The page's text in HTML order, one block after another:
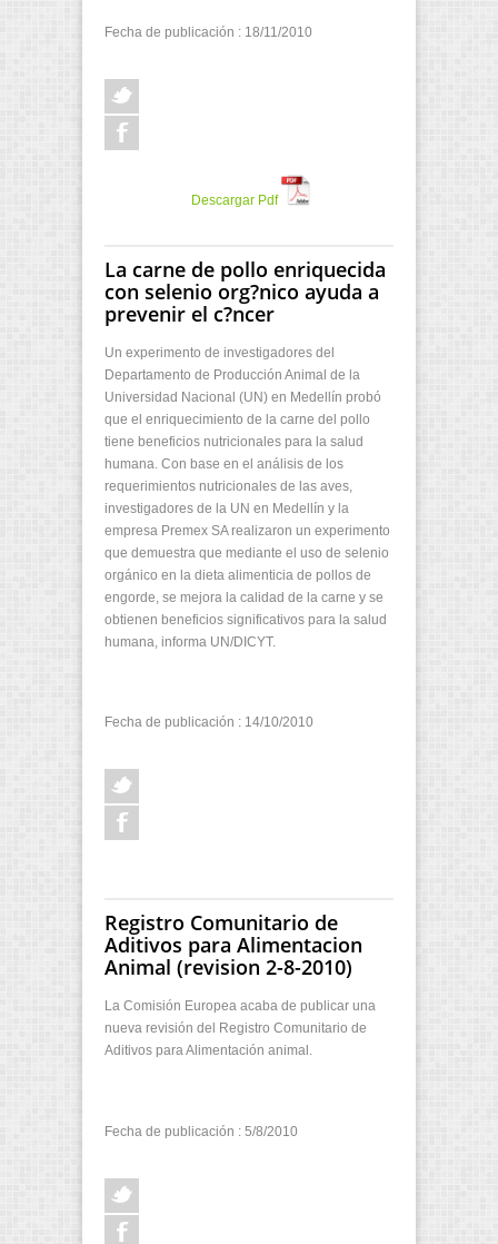
Fecha de publicación : 18/11/2010
Descargar Pdf
La carne de pollo enriquecida
con selenio org?nico ayuda a
prevenir el c?ncer
Un experimento de investigadores del
Departamento de Producción Animal de la
Universidad Nacional (UN) en Medellín probó
que el enriquecimiento de la carne del pollo
tiene beneficios nutricionales para la salud
humana. Con base en el análisis de los
requerimientos nutricionales de las aves,
investigadores de la UN en Medellín y la
empresa Premex SA realizaron un experimento
que demuestra que mediante el uso de selenio
orgánico en la dieta alimenticia de pollos de
engorde, se mejora la calidad de la carne y se
obtienen beneficios significativos para la salud
humana, informa UN/DICYT.
Fecha de publicación : 14/10/2010
Registro Comunitario de
Aditivos para Alimentacion
Animal (revision 2-8-2010)
La Comisión Europea acaba de publicar una
nueva revisión del Registro Comunitario de
Aditivos para Alimentación animal.
Fecha de publicación : 5/8/2010